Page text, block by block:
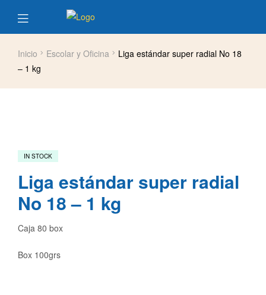
Inicio Escolar y Oficina
Liga estándar super radial No 18
– 1 kg
IN STOCK
Liga estándar super radial
No 18 – 1 kg
Caja 80 box
Box 100grs